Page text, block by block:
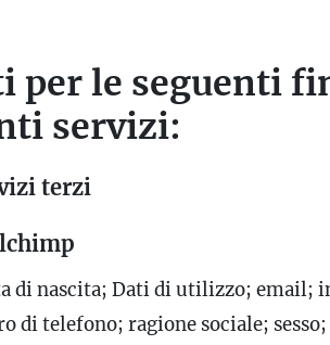
per le seguenti
servizi:
terzi
di nascita; Dati di utilizzo; email;
di telefono; ragione sociale;